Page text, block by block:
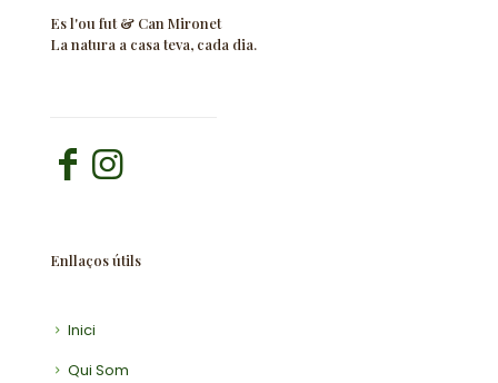
Es l'ou fut & Can Mironet
La natura a casa teva, cada dia.
Enllaços útils
Inici
Qui Som